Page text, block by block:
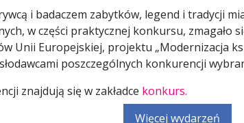
i badaczem zabytków, legend i tradycji
w części praktycznej konkursu, zmagało
Unii Europejskiej, projektu „Modernizacja
poszczególnych konkurencji
znajdują się w zakładce konkurs.
Więcej wydarzeń